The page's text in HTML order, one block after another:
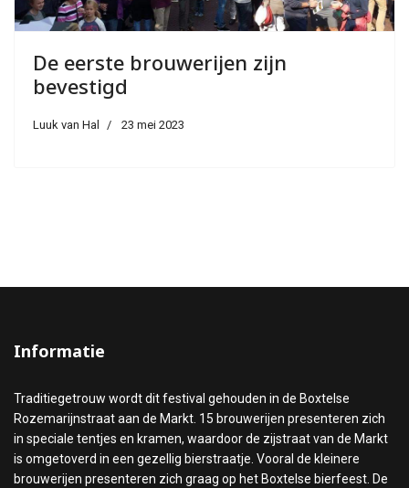
De eerste brouwerijen zijn
bevestigd
Luuk van Hal 23 mei 2023
Informatie
Traditiegetrouw wordt dit festival gehouden in de Boxtelse
Rozemarijnstraat aan de Markt. 15 brouwerijen presenteren zich
in speciale tentjes en kramen, waardoor de zijstraat van de Markt
is omgetoverd in een gezellig bierstraatje. Vooral de kleinere
brouwerijen presenteren zich graag op het Boxtelse bierfeest. De